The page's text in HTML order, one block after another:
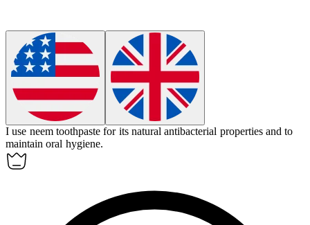
I use neem toothpaste for its natural antibacterial properties and to
maintain oral hygiene.